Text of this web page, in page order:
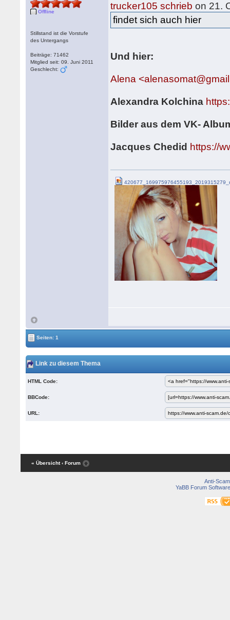
Offline
Stillstand ist die Vorstufe
des Untergangs
Beiträge: 71462
Mitglied seit: 09. Juni 2011
Geschlecht:
trucker105 schrieb on 21.
findet sich auch hier
Und hier:
Alena
Alexandra Kolchina
Bilder aus dem VK-
Jacques Chedid https://
Seiten: 1
Link zu diesem Thema
HTML Code:
BBCode:
URL:
« Übersicht ‹ Forum
Anti-Scam
YaBB Forum Software